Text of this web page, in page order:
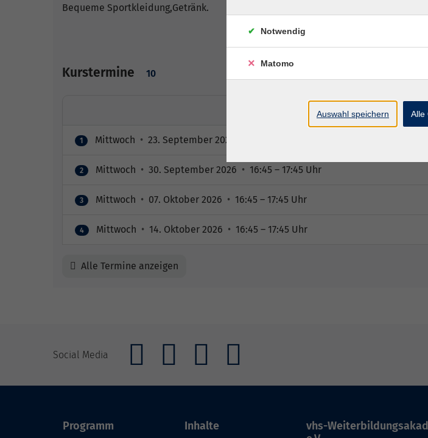
Bequeme Sportkleidung,Getränk.
Kurstermine 10
Ort /
1 Mittwoch • 23. September 2026
2 Mittwoch • 30. September 2026 • 16:45 – 17:45 Uhr
3 Mittwoch • 07. Oktober 2026 • 16:45 – 17:45 Uhr
4 Mittwoch • 14. Oktober 2026 • 16:45 – 17:45 Uhr
Alle Termine anzeigen
Social Media
Programm Inhalte
vhs-
Notwendig
Matomo
Auswahl speichern Alle